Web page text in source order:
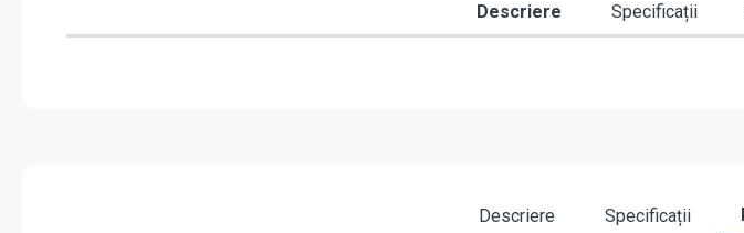
Descriere Specificații
Descriere Specificații